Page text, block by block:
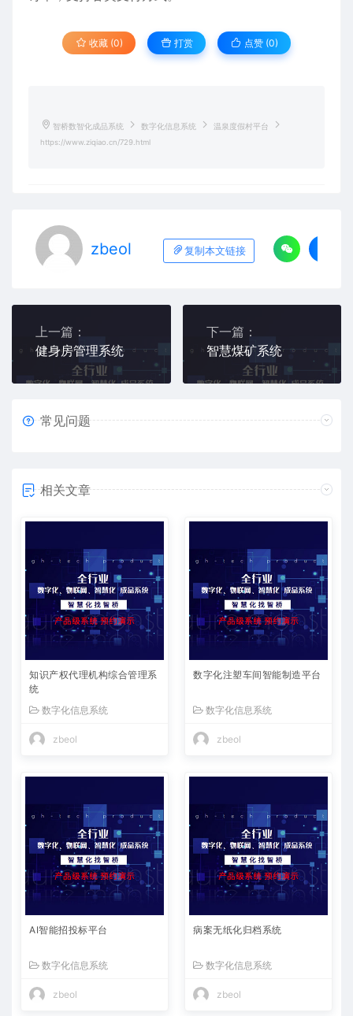
收藏 (0) 打赏 点赞 (0)
智桥数智化成品系统 数字化信息系统
温泉度假村平台
https://www.ziqiao.cn/729.html
zbeol 复制本文链接
上一篇：
健身房管理系统
下一篇：
智慧煤矿系统
常见问题
相关文章
知识产权代理机构综合管理系
统
数字化信息系统
zbeol
数字化注塑车间智能制造平台
数字化信息系统
zbeol
AI智能招投标平台
数字化信息系统
zbeol
病案无纸化归档系统
数字化信息系统
zbeol